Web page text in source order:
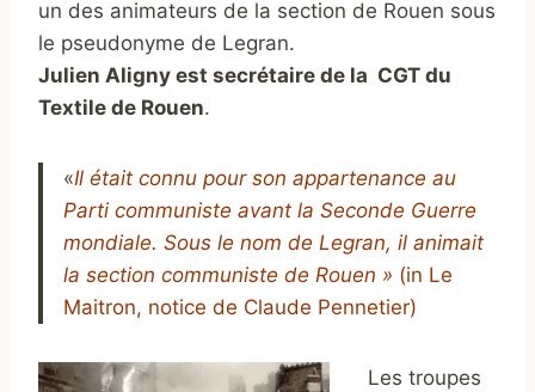
un des animateurs de la section de Rouen sous
le pseudonyme de Legran.
Julien Aligny est secrétaire de la CGT du
Textile de Rouen.
«Il était connu pour son appartenance au
Parti communiste avant la Seconde Guerre
mondiale. Sous le nom de Legran, il animait
la section communiste de Rouen » (in Le
Maitron, notice de Claude Pennetier)
Les troupes